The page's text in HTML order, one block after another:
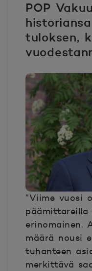
POP
tuloksen,
”Viime vuosi
päämittareilla
erinomainen.
määrä nousi
tuhanteen
merkittävä